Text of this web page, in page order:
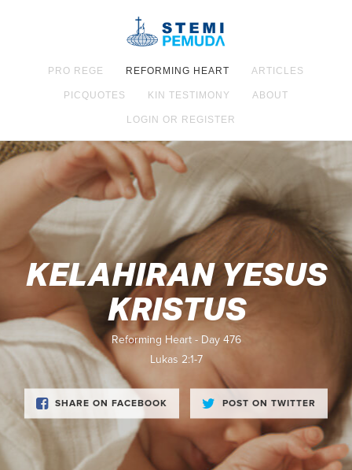
PRO REGE REFORMING HEART ARTICLES
PICQUOTES KIN TESTIMONY ABOUT
LOGIN OR REGISTER
KELAHIRAN YESUS
KRISTUS
Reforming Heart - Day 476
Lukas 2:1-7
SHARE ON FACEBOOK POST ON TWITTER